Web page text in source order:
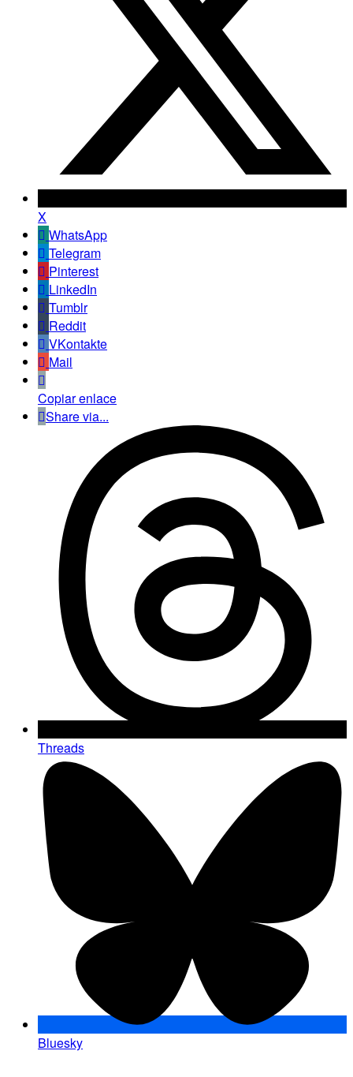
X
WhatsApp
Telegram
Pinterest
LinkedIn
Tumblr
Reddit
VKontakte
Mail
Copiar enlace
Share via...
Threads
Bluesky